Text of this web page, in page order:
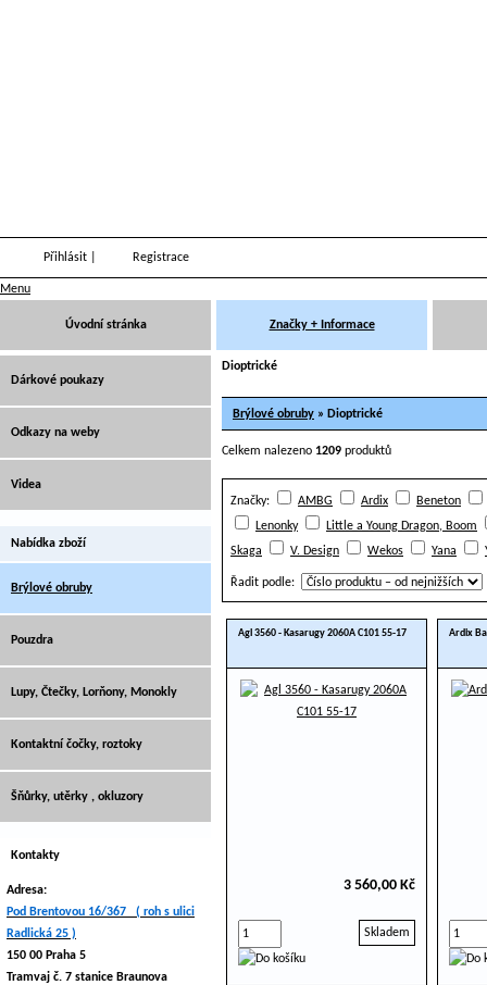
Přihlásit Registrace
Menu
Úvodní stránka Značky + Informace
Dioptrické
Brýlové obruby » Dioptrické
Celkem nalezeno 1209 produktů
Značky: AMBG Ardix
Beneton
Lenonky
Little a Young Dragon, Boom
Skaga
V. Design Wekos Yana
Řadit podle:
Agl 3560 - Kasarugy 2060A C101 55-17
3 560,00 Kč
Skladem
Ardix
Dárkové poukazy
Odkazy na weby
Videa
Nabídka zboží
Brýlové obruby
Pouzdra
Lupy, Čtečky, Lorňony, Monokly
Kontaktní čočky, roztoky
Šňůrky, utěrky , okluzory
Kontakty
Adresa:
Pod Brentovou 16/367 ( roh s ulici
Radlická 25 )
150 00 Praha 5
Tramvaj č. 7 stanice Braunova